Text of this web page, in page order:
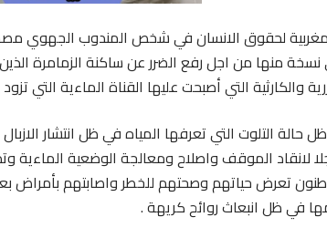
لحقوق الانسان في شخص المندوب الجهوي
نسخة منها من اجل رفع الضرر عن ساكنة الزمامرة
والكارثية التي أصبحت عليها القناة الماءية التي
التلوت التي تعرفها المياه في ظل انتشار
لانقاد الموقف واصلاح ومعالجة الوضعية
تعرض حياتهم وصحتهم للخطر واصابتهم بأمراض
في ظل انبعاث روائح كريهة .